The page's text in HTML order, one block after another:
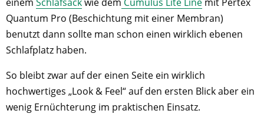
Quantum Pro (Beschichtung mit einer Membran)
benutzt dann sollte man schon einen wirklich ebenen
Schlafplatz haben.
So bleibt zwar auf der einen Seite ein wirklich
hochwertiges „Look & Feel“ auf den ersten Blick aber ein
wenig Ernüchterung im praktischen Einsatz.